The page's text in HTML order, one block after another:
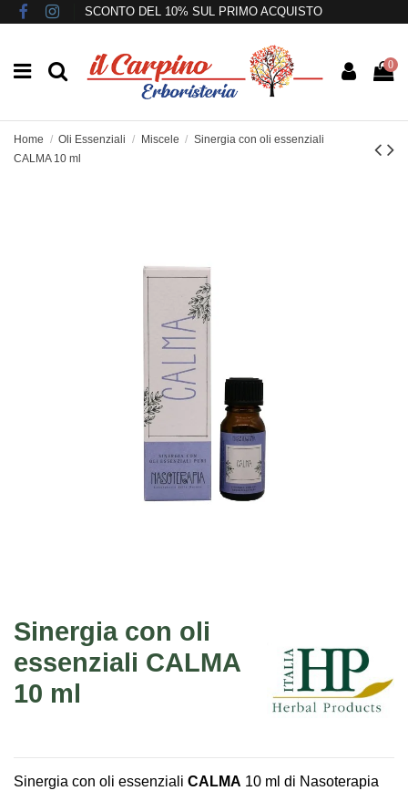
SCONTO DEL 10% SUL PRIMO ACQUISTO
0
Home Oli Essenziali Miscele
Sinergia con oli essenziali
CALMA 10 ml
Sinergia con oli
essenziali CALMA
10 ml
Sinergia con oli essenziali CALMA 10 ml di Nasoterapia